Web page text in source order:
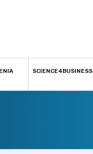
SCIENCE4BUSINESS